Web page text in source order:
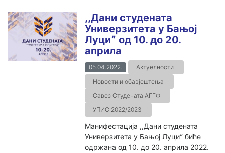
,,Дани студената
Универзитета у Бањој
Луциˮ од 10. до 20.
априла
05.04.2022.
Актуелности
Новости и обавјештења
Савез Студената АГГФ
УПИС 2022/2023
Манифестација ,,Дани студената
Универзитета у Бањој Луциˮ биће
одржана од 10. до 20. априла 2022.